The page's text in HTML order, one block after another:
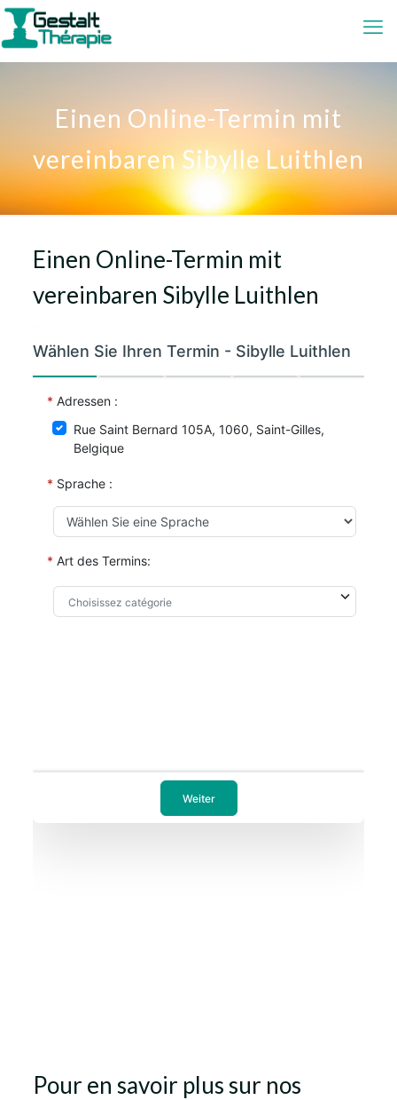
Einen Online-Termin mit
vereinbaren Sibylle Luithlen
Einen Online-Termin mit
vereinbaren Sibylle Luithlen
Pour en savoir plus sur nos